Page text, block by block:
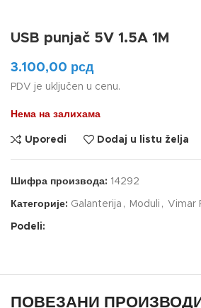
USB punjač 5V 1.5A 1M
3.100,00 рсд
PDV je uključen u cenu.
Нема на залихама
Uporedi Dodaj u listu želja
Шифра производа: 14292
Категорије: Galanterija , Moduli , Vimar
Podeli:
ПОВЕЗАНИ ПРОИЗВОДИ